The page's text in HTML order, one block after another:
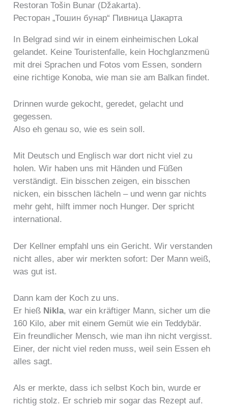
Restoran Tošin Bunar (Džakarta).
Ресторан „Тошин бунар“ Пивница Џакарта
In Belgrad sind wir in einem einheimischen Lokal
gelandet. Keine Touristenfalle, kein Hochglanzmenü
mit drei Sprachen und Fotos vom Essen, sondern
eine richtige Konoba, wie man sie am Balkan findet.
Drinnen wurde gekocht, geredet, gelacht und
gegessen.
Also eh genau so, wie es sein soll.
Mit Deutsch und Englisch war dort nicht viel zu
holen. Wir haben uns mit Händen und Füßen
verständigt. Ein bisschen zeigen, ein bisschen
nicken, ein bisschen lächeln – und wenn gar nichts
mehr geht, hilft immer noch Hunger. Der spricht
international.
Der Kellner empfahl uns ein Gericht. Wir verstanden
nicht alles, aber wir merkten sofort: Der Mann weiß,
was gut ist.
Dann kam der Koch zu uns.
Er hieß Nikla, war ein kräftiger Mann, sicher um die
160 Kilo, aber mit einem Gemüt wie ein Teddybär.
Ein freundlicher Mensch, wie man ihn nicht vergisst.
Einer, der nicht viel reden muss, weil sein Essen eh
alles sagt.
Als er merkte, dass ich selbst Koch bin, wurde er
richtig stolz. Er schrieb mir sogar das Rezept auf.